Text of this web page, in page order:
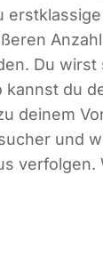
Du
kannst du
dei­nem
und